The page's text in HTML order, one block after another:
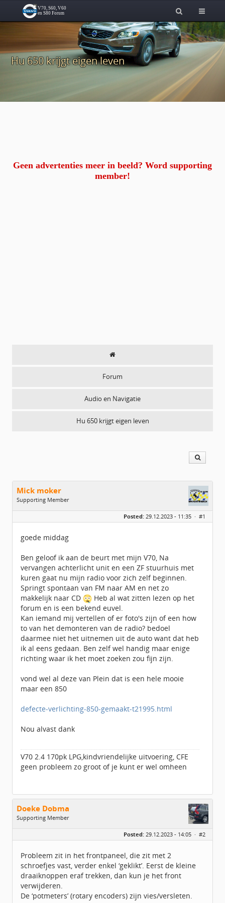
Hu 650 krijgt eigen leven
Geen advertenties meer in beeld? Word supporting
member!
Forum
Audio en Navigatie
Hu 650 krijgt eigen leven
Mick moker
Supporting Member
Geslacht:
Leeftijd:
57
Geregistreerd:06 / 2015
Posted: 29.12.2023 - 11:35 · #1
goede middag
Ben geloof ik aan de beurt met mijn V70, Na
vervangen achterlicht unit en een ZF stuurhuis met
kuren gaat nu mijn radio voor zich zelf beginnen.
Springt spontaan van FM naar AM en net zo
makkelijk naar CD
Heb al wat zitten lezen op het
forum en is een bekend euvel.
Kan iemand mij vertellen of er foto's zijn of een how
to van het demonteren van de radio? bedoel
daarmee niet het uitnemen uit de auto want dat heb
ik al eens gedaan. Ben zelf wel handig maar enige
richting waar ik het moet zoeken zou fijn zijn.
vond wel al deze van Plein dat is een hele mooie
maar een 850
defecte-verlichting-850-gemaakt-t21995.html
Nou alvast dank
V70 2.4 170pk LPG,kindvriendelijke uitvoering, CFE
geen probleem zo groot of je kunt er wel omheen
Doeke Dobma
Supporting Member
Geregistreerd:08 / 2014
Posted: 29.12.2023 - 14:05 · #2
Probleem zit in het frontpaneel, die zit met 2
schroefjes vast, verder enkel ‘geklikt’. Eerst de kleine
draaiknoppen eraf trekken, dan kun je het front
verwijderen.
De ‘potmeters’ (rotary encoders) zijn vies/versleten.